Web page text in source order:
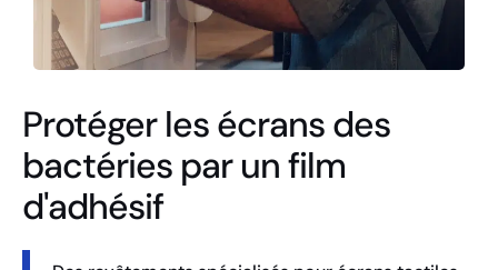
Protéger les écrans des
bactéries par un film
d'adhésif